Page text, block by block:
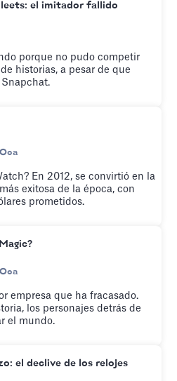
el imitador fallido
porque no pudo competir
historias, a pesar de que
En 2012, se convirtió en la
exitosa de la época, con
prometidos.
empresa que ha fracasado.
los personajes detrás de
el mundo.
el declive de los relojes